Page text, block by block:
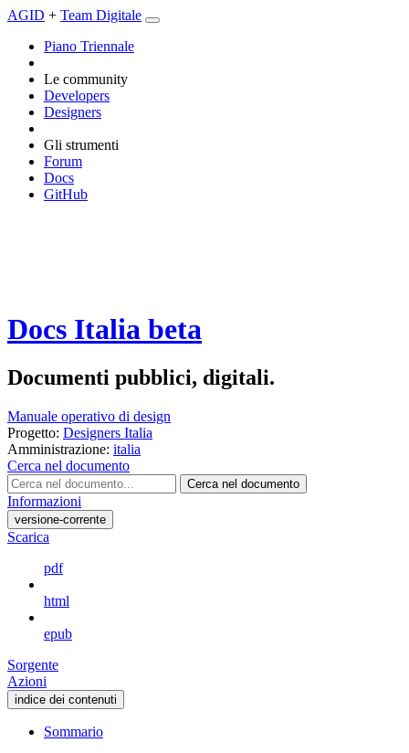
AGID + Team Digitale
Piano Triennale
Le community
Developers
Designers
Gli strumenti
Forum
Docs
GitHub
Docs Italia beta
Documenti pubblici, digitali.
Manuale operativo di design
Progetto: Designers Italia
Amministrazione: italia
Cerca nel documento
Cerca nel documento
Informazioni
versione-corrente
Scarica
pdf
html
epub
Sorgente
Azioni
indice dei contenuti
Sommario